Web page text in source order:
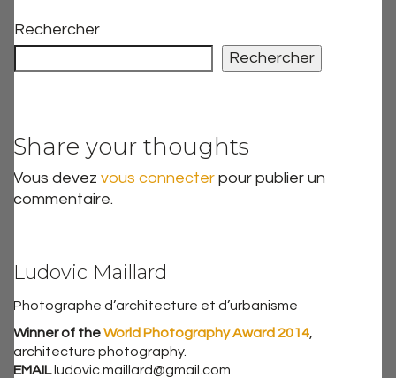
Rechercher
Rechercher
Share your thoughts
Vous devez vous connecter pour publier un
commentaire.
Ludovic Maillard
Photographe d’architecture et d’urbanisme
Winner of theWorld Photography Award 2014
architecture photography.
EMAILludovic.maillard@gmail.com